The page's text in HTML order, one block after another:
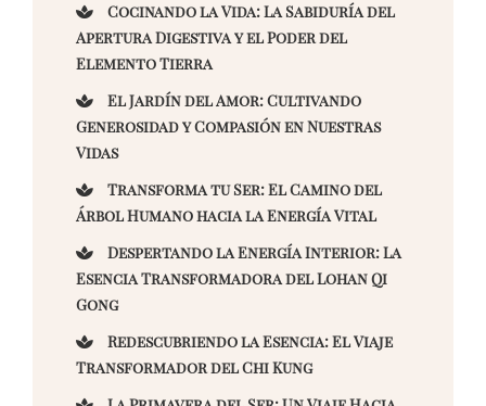
Cocinando la Vida: La Sabiduría del
Apertura Digestiva y el Poder del
Elemento Tierra
El Jardín del Amor: Cultivando
Generosidad y Compasión en Nuestras
Vidas
Transforma tu Ser: El Camino del
Árbol Humano hacia la Energía Vital
Despertando la Energía Interior: La
Esencia Transformadora del Lohan Qi
Gong
Redescubriendo la Esencia: El Viaje
Transformador del Chi Kung